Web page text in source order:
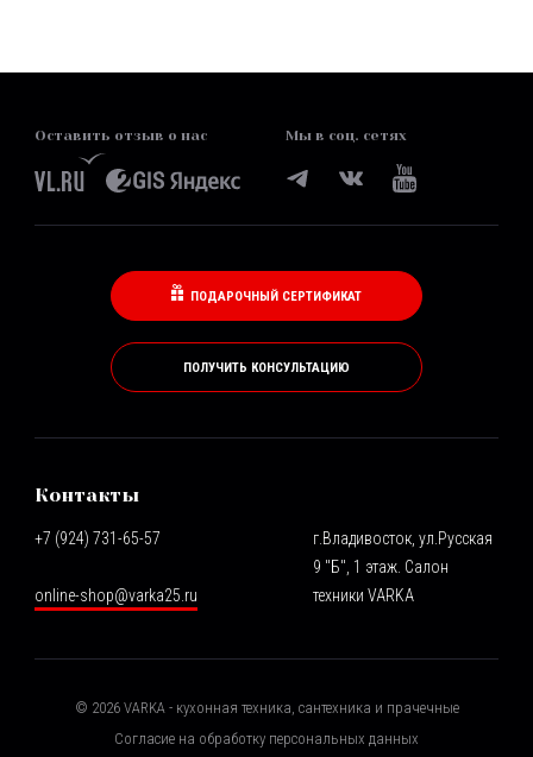
Оставить отзыв о нас Мы в соц. сетях
ПОДАРОЧНЫЙ СЕРТИФИКАТ
ПОЛУЧИТЬ КОНСУЛЬТАЦИЮ
Контакты
+7 (924) 731-65-57
online-shop@varka25.ru
г.Владивосток, ул.Русская
9 "Б", 1 этаж. Салон
техники VARKA
© 2026VARKA - кухонная техника, сантехника и прачечные
Согласие на обработку персональных данных